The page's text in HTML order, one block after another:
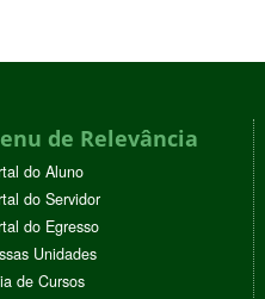
de Relevância
do Aluno
do Servidor
do Egresso
Unidades
de Cursos